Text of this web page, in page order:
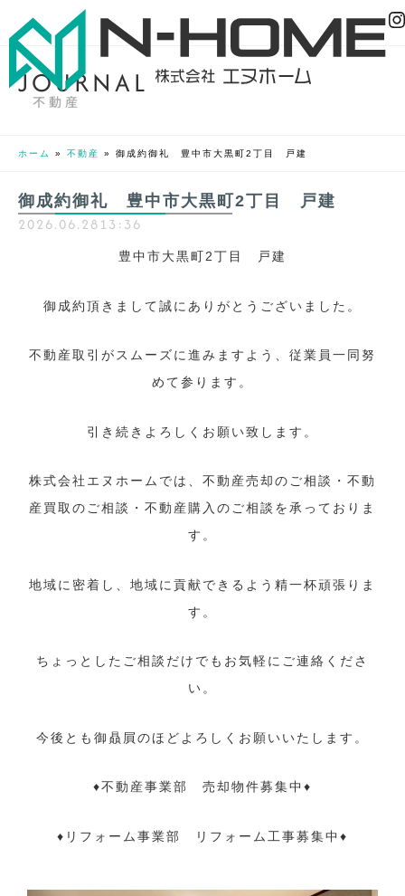
JOURNAL
不動産
ホーム » 不動産 » 御成約御礼 豊中市大黒町2丁目 戸建
御成約御礼 豊中市大黒町2丁目 戸建
2026.06.2813:36
豊中市大黒町2丁目 戸建
御成約頂きまして誠にありがとうございました。
不動産取引がスムーズに進みますよう、従業員一同努
めて参ります。
引き続きよろしくお願い致します。
株式会社エヌホームでは、不動産売却のご相談・不動
産買取のご相談・不動産購入のご相談を承っておりま
す。
地域に密着し、地域に貢献できるよう精一杯頑張りま
す。
ちょっとしたご相談だけでもお気軽にご連絡くださ
い。
今後とも御贔屓のほどよろしくお願いいたします。
♦不動産事業部 売却物件募集中♦
♦リフォーム事業部 リフォーム工事募集中♦